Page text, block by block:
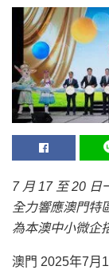
7 月 17 至 20 日
全力響應澳門特
為本澳中小微企
澳門 2025年7月